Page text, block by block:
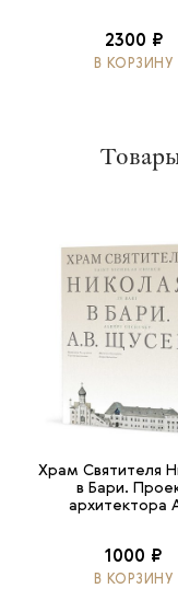
2300 ₽
В КОРЗИНУ
Храм Святителя
в Бари.
архитектора
1000 ₽
В КОРЗИНУ